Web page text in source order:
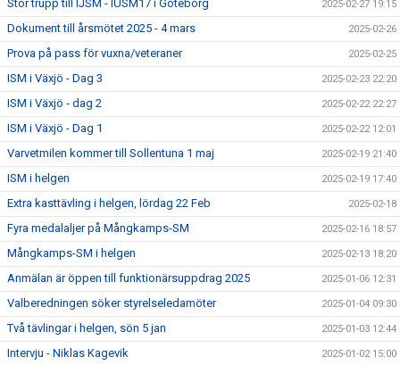
Stor trupp till IJSM - IUSM17 i Göteborg 2025-02-27 19:15
Dokument till årsmötet 2025 - 4 mars 2025-02-26
Prova på pass för vuxna/veteraner 2025-02-25
ISM i Växjö - Dag 3 2025-02-23 22:20
ISM i Växjö - dag 2 2025-02-22 22:27
ISM i Växjö - Dag 1 2025-02-22 12:01
Varvetmilen kommer till Sollentuna 1 maj 2025-02-19 21:40
ISM i helgen 2025-02-19 17:40
Extra kasttävling i helgen, lördag 22 Feb 2025-02-18
Fyra medalaljer på Mångkamps-SM 2025-02-16 18:57
Mångkamps-SM i helgen 2025-02-13 18:20
Anmälan är öppen till funktionärsuppdrag 2025 2025-01-06 12:31
Valberedningen söker styrelseledamöter 2025-01-04 09:30
Två tävlingar i helgen, sön 5 jan 2025-01-03 12:44
Intervju - Niklas Kagevik 2025-01-02 15:00